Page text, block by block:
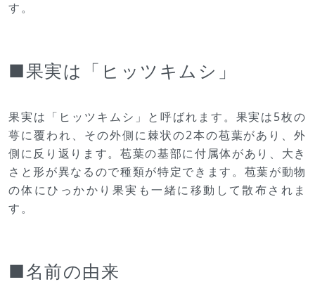
す。
■果実は「ヒッツキムシ」
果実は「ヒッツキムシ」と呼ばれます。果実は5枚の
萼に覆われ、その外側に棘状の2本の苞葉があり、外
側に反り返ります。苞葉の基部に付属体があり、大き
さと形が異なるので種類が特定できます。苞葉が動物
の体にひっかかり果実も一緒に移動して散布されま
す。
■名前の由来